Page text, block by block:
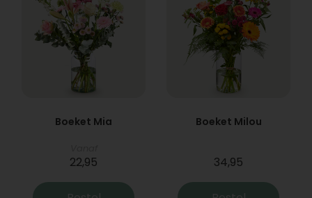
Boeket Mia
22,95
Boeket Milou
34,95